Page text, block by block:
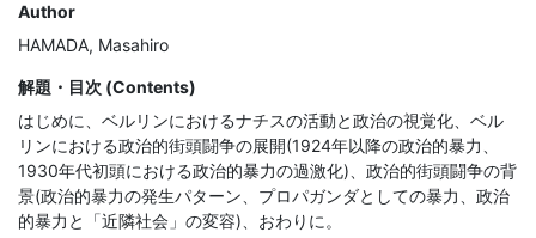
Author
HAMADA, Masahiro
解題・目次 (Contents)
はじめに、ベルリンにおけるナチスの活動と政治の視覚化、ベル
リンにおける政治的街頭闘争の展開(1924年以降の政治的暴力、
1930年代初頭における政治的暴力の過激化)、政治的街頭闘争の背
景(政治的暴力の発生パターン、プロパガンダとしての暴力、政治
的暴力と「近隣社会」の変容)、おわりに。